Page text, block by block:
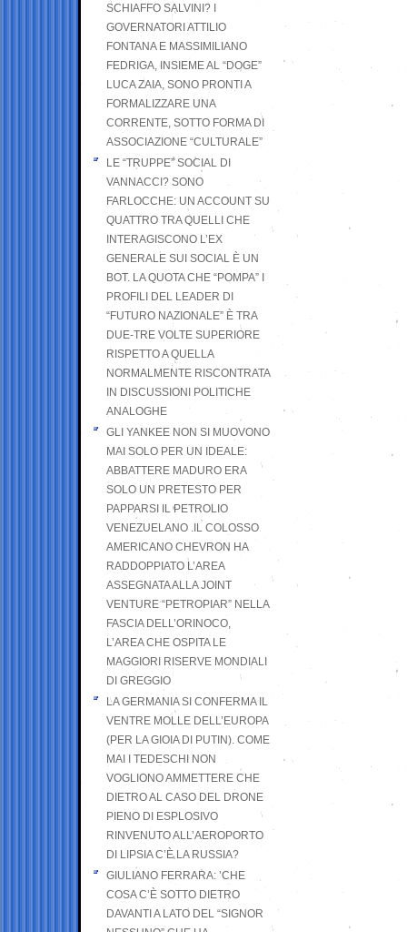
SCHIAFFO SALVINI? I
GOVERNATORI ATTILIO
FONTANA E MASSIMILIANO
FEDRIGA, INSIEME AL “DOGE”
LUCA ZAIA, SONO PRONTI A
FORMALIZZARE UNA
CORRENTE, SOTTO FORMA DI
ASSOCIAZIONE “CULTURALE”
LE “TRUPPE” SOCIAL DI
VANNACCI? SONO
FARLOCCHE: UN ACCOUNT SU
QUATTRO TRA QUELLI CHE
INTERAGISCONO L’EX
GENERALE SUI SOCIAL È UN
BOT. LA QUOTA CHE “POMPA” I
PROFILI DEL LEADER DI
“FUTURO NAZIONALE” È TRA
DUE-TRE VOLTE SUPERIORE
RISPETTO A QUELLA
NORMALMENTE RISCONTRATA
IN DISCUSSIONI POLITICHE
ANALOGHE
GLI YANKEE NON SI MUOVONO
MAI SOLO PER UN IDEALE:
ABBATTERE MADURO ERA
SOLO UN PRETESTO PER
PAPPARSI IL PETROLIO
VENEZUELANO .IL COLOSSO
AMERICANO CHEVRON HA
RADDOPPIATO L’AREA
ASSEGNATA ALLA JOINT
VENTURE “PETROPIAR” NELLA
FASCIA DELL’ORINOCO,
L’AREA CHE OSPITA LE
MAGGIORI RISERVE MONDIALI
DI GREGGIO
LA GERMANIA SI CONFERMA IL
VENTRE MOLLE DELL’EUROPA
(PER LA GIOIA DI PUTIN). COME
MAI I TEDESCHI NON
VOGLIONO AMMETTERE CHE
DIETRO AL CASO DEL DRONE
PIENO DI ESPLOSIVO
RINVENUTO ALL’AEROPORTO
DI LIPSIA C’È LA RUSSIA?
GIULIANO FERRARA: ’CHE
COSA C’È SOTTO DIETRO
DAVANTI A LATO DEL “SIGNOR